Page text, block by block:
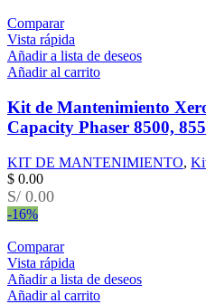
Comparar
Vista rápida
Añadir a lista de deseos
Añadir al carrito
Kit de Mantenimiento
Capacity Phaser 8500,
KIT DE MANTENIMIENTO,
$ 0.00
S/ 0.00
-16%
Comparar
Vista rápida
Añadir a lista de deseos
Añadir al carrito